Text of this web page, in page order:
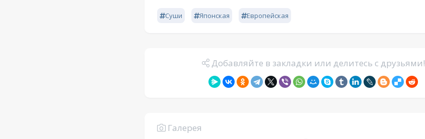
Суши Японская Европейская
Добавляйте в закладки или делитесь с друзьями!
Галерея